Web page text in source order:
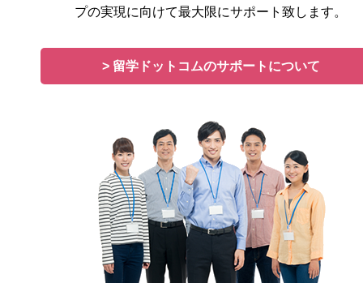
プの実現に向けて最大限にサポート致します。
> 留学ドットコムのサポートについて